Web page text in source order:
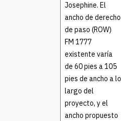
Josephine. El
ancho de derecho
de paso (ROW)
FM 1777
existente varía
de 60 pies a 105
pies de ancho a lo
largo del
proyecto, y el
ancho propuesto